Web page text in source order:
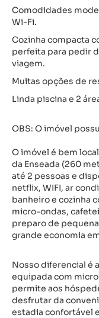
Comodidades
Wi-Fi.
Cozinha compacta
perfeita para pedir
viagem.
Muitas opções de
Linda piscina e 2
OBS: O imóvel
O imóvel é bem
da Enseada (260
até 2 pessoas e
netflix, WIFI, ar
banheiro e cozinha
micro-ondas,
preparo de
grande economia
Nosso diferencial é
equipada com
permite aos
desfrutar da
estadia confortável